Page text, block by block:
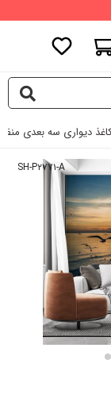
دیواری سه بعدی
SH-P۲۷۷۱-A